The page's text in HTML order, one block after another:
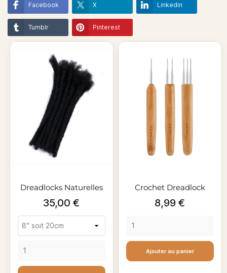
Facebook X Linkedin
Tumblr Pinterest
Dreadlocks Naturelles
100%...
Prix
35,00 €
Crochet Dreadlock
Prix
8,99 €
Ajouter au panier